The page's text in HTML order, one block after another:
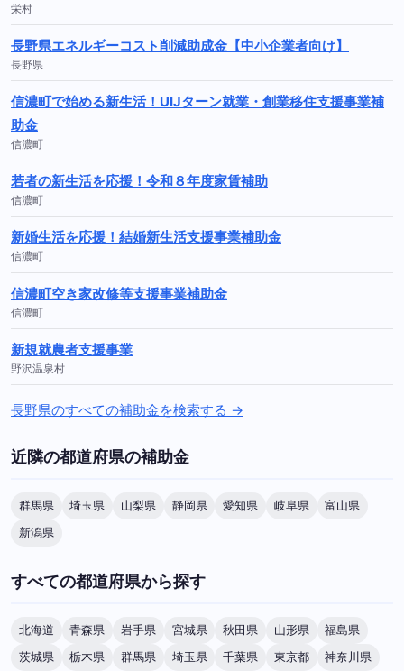
栄村
長野県エネルギーコスト削減助成金【中小企業者向け】
長野県
信濃町で始める新生活！UIJターン就業・創業移住支援事業補
助金
信濃町
若者の新生活を応援！令和８年度家賃補助
信濃町
新婚生活を応援！結婚新生活支援事業補助金
信濃町
信濃町空き家改修等支援事業補助金
信濃町
新規就農者支援事業
野沢温泉村
長野県のすべての補助金を検索する →
近隣の都道府県の補助金
群馬県 埼玉県 山梨県 静岡県 愛知県 岐阜県
富山県
新潟県
すべての都道府県から探す
北海道 青森県 岩手県 宮城県 秋田県 山形県
福島県
茨城県
栃木県 群馬県 埼玉県 千葉県 東京都
神奈川県